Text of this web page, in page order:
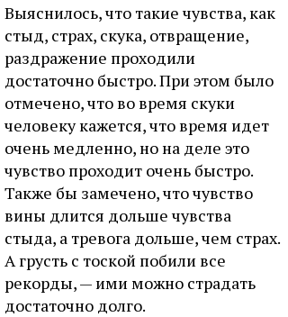
Выяснилось, что такие чувства, как
стыд, страх, скука, отвращение,
раздражение проходили
достаточно быстро. При этом было
отмечено, что во время скуки
человеку кажется, что время идет
очень медленно, но на деле это
чувство проходит очень быстро.
Также бы замечено, что чувство
вины длится дольше чувства
стыда, а тревога дольше, чем страх.
А грусть с тоской побили все
рекорды, — ими можно страдать
достаточно долго.